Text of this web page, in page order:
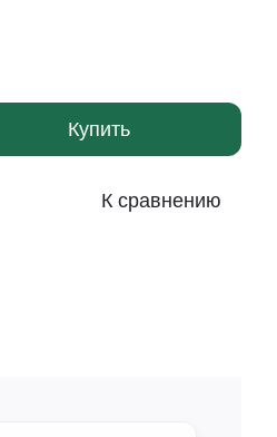
Купить
К сравнению